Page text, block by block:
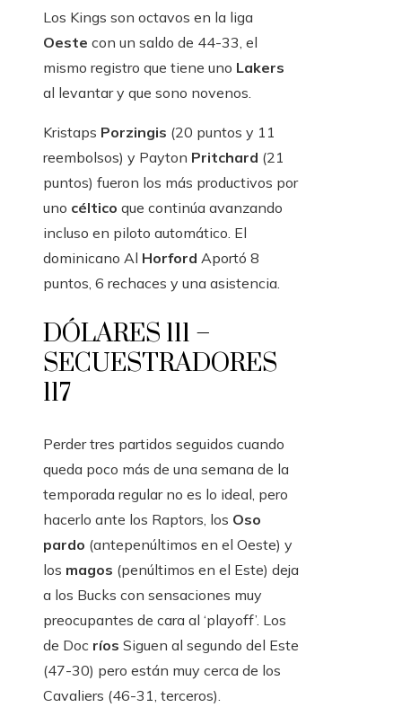
Los Kings son octavos en la liga
Oeste con un saldo de 44-33, el
mismo registro que tiene uno Lakers
al levantar y que sono novenos.
Kristaps Porzingis (20 puntos y 11
reembolsos) y Payton Pritchard (21
puntos) fueron los más productivos por
uno céltico que continúa avanzando
incluso en piloto automático. El
dominicano Al Horford Aportó 8
puntos, 6 rechaces y una asistencia.
DÓLARES 111 –
SECUESTRADORES
117
Perder tres partidos seguidos cuando
queda poco más de una semana de la
temporada regular no es lo ideal, pero
hacerlo ante los Raptors, los Oso
pardo (antepenúltimos en el Oeste) y
los magos (penúltimos en el Este) deja
a los Bucks con sensaciones muy
preocupantes de cara al ‘playoff’. Los
de Doc ríos Siguen al segundo del Este
(47-30) pero están muy cerca de los
Cavaliers (46-31, terceros).